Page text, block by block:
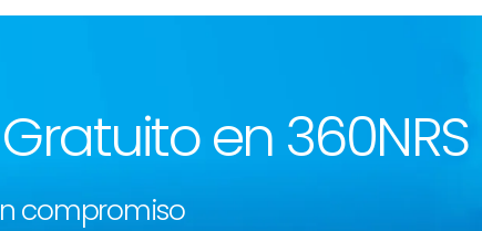
Gratuito en 360NRS
compromiso